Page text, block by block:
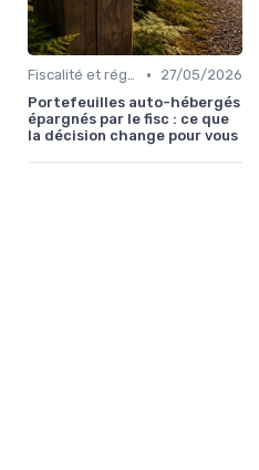
Fiscalité et réglementation •
27/05/2026
Portefeuilles auto-hébergés
épargnés par le fisc : ce que
la décision change pour vous